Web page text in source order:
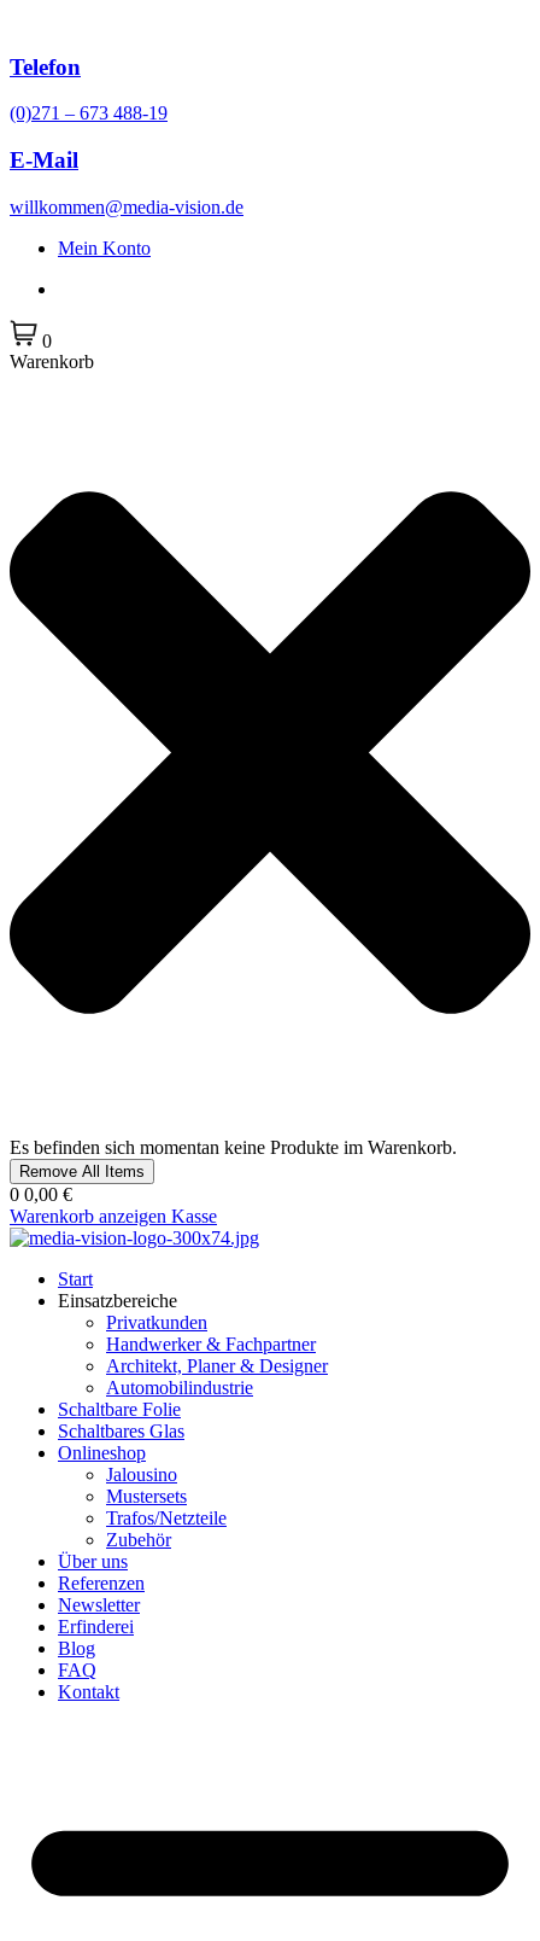
springen
Telefon
(0)271 – 673 488-19
E-Mail
willkommen@media-vision.de
Mein Konto
0
Warenkorb
Es befinden sich momentan keine Produkte im Warenkorb.
Remove All Items
0 0,00 €
Warenkorb anzeigen Kasse
Start
Einsatzbereiche
Privatkunden
Handwerker & Fachpartner
Architekt, Planer & Designer
Automobilindustrie
Schaltbare Folie
Schaltbares Glas
Onlineshop
Jalousino
Mustersets
Trafos/Netzteile
Zubehör
Über uns
Referenzen
Newsletter
Erfinderei
Blog
FAQ
Kontakt